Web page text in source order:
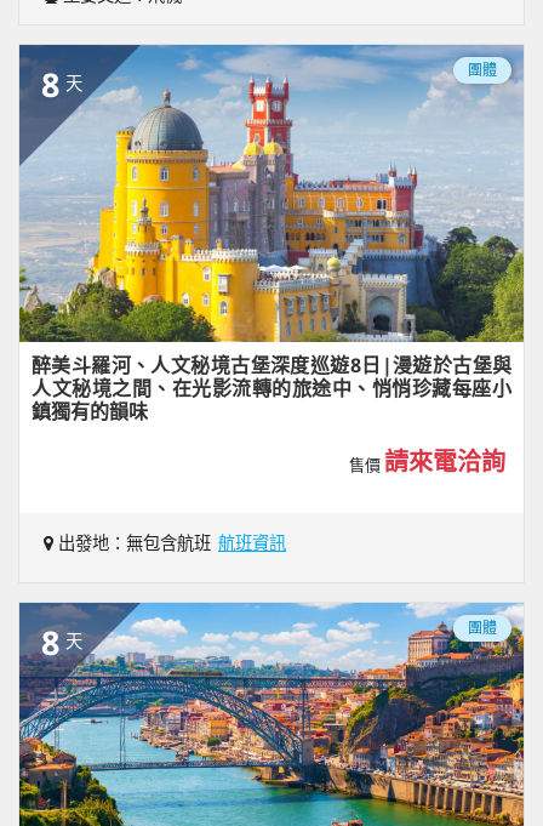
8 天
團體
醉美斗羅河、人文秘境古堡深度巡遊8日|漫遊於古堡與
人文秘境之間、在光影流轉的旅途中、悄悄珍藏每座小
鎮獨有的韻味
售價 請來電洽詢
出發地：無包含航班 航班資訊
8 天
團體